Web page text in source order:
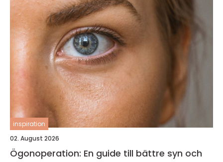
inspiration
02. August 2026
Ögonoperation: En guide till bättre syn och